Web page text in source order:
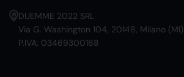
DUEMME 2022 SRL
Via G. Washington 104, 20148, Milano (MI)
P.IVA: 03469300168